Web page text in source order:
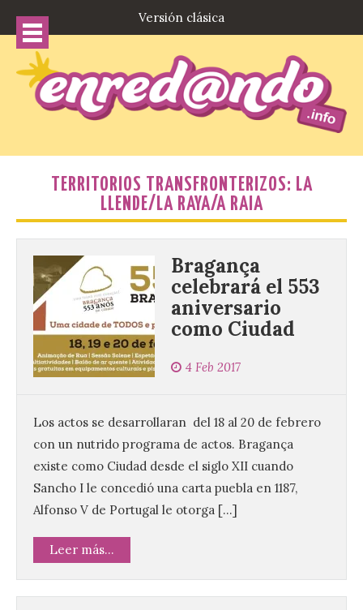
Versión clásica
TERRITORIOS TRANSFRONTERIZOS: LA
LLENDE/LA RAYA/A RAIA
Bragança
celebrará el 553
aniversario
como Ciudad
4 Feb 2017
Los actos se desarrollaran del 18 al 20 de febrero
con un nutrido programa de actos. Bragança
existe como Ciudad desde el siglo XII cuando
Sancho I le concedió una carta puebla en 1187,
Alfonso V de Portugal le otorga […]
Leer más...